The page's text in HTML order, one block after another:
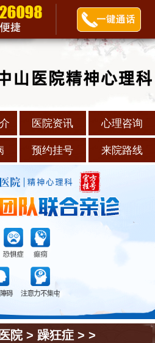
医院资讯 心理咨询
预约挂号 来院路线
院> 躁狂症 > >